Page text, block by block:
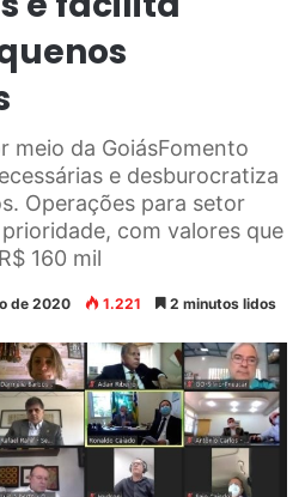
meio da GoiásFomento
e desburocratiza
Operações para setor
com valores que
160 mil
de 2020 1.221 2 minutos lidos